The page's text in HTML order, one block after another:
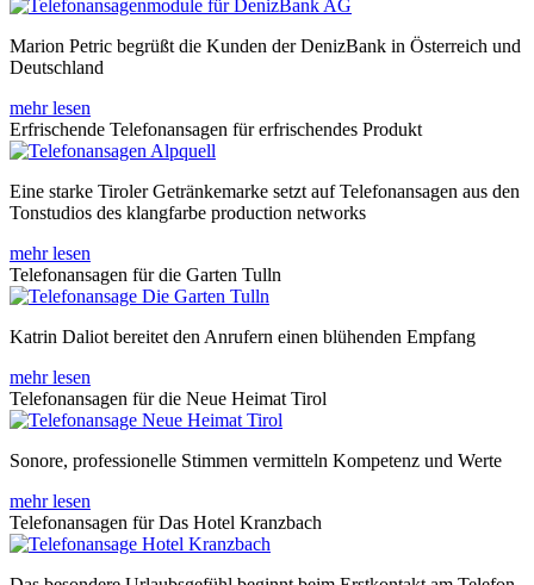
Marion Petric begrüßt die Kunden der DenizBank in Österreich und
Deutschland
mehr lesen
Erfrischende Telefonansagen für erfrischendes Produkt
Eine starke Tiroler Getränkemarke setzt auf Telefonansagen aus den
Tonstudios des klangfarbe production networks
mehr lesen
Telefonansagen für die Garten Tulln
Katrin Daliot bereitet den Anrufern einen blühenden Empfang
mehr lesen
Telefonansagen für die Neue Heimat Tirol
Sonore, professionelle Stimmen vermitteln Kompetenz und Werte
mehr lesen
Telefonansagen für Das Hotel Kranzbach